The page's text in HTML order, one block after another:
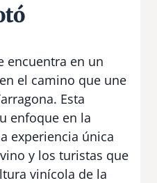
encuentra en un
el camino que une
Esta
enfoque en la
experiencia única
y los turistas que
vinícola de la